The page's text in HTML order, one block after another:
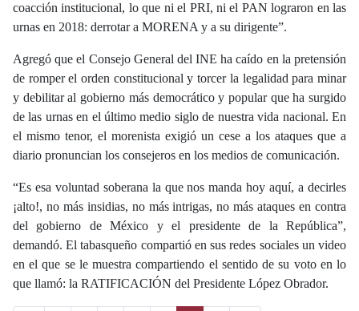
coacción institucional, lo que ni el PRI, ni el PAN lograron en las
urnas en 2018: derrotar a MORENA y a su dirigente”.
Agregó que el Consejo General del INE ha caído en la pretensión
de romper el orden constitucional y torcer la legalidad para minar
y debilitar al gobierno más democrático y popular que ha surgido
de las urnas en el último medio siglo de nuestra vida nacional. En
el mismo tenor, el morenista exigió un cese a los ataques que a
diario pronuncian los consejeros en los medios de comunicación.
“Es esa voluntad soberana la que nos manda hoy aquí, a decirles
¡alto!, no más insidias, no más intrigas, no más ataques en contra
del gobierno de México y el presidente de la República”,
demandó. El tabasqueño compartió en sus redes sociales un video
en el que se le muestra compartiendo el sentido de su voto en lo
que llamó: la RATIFICACIÓN del Presidente López Obrador.